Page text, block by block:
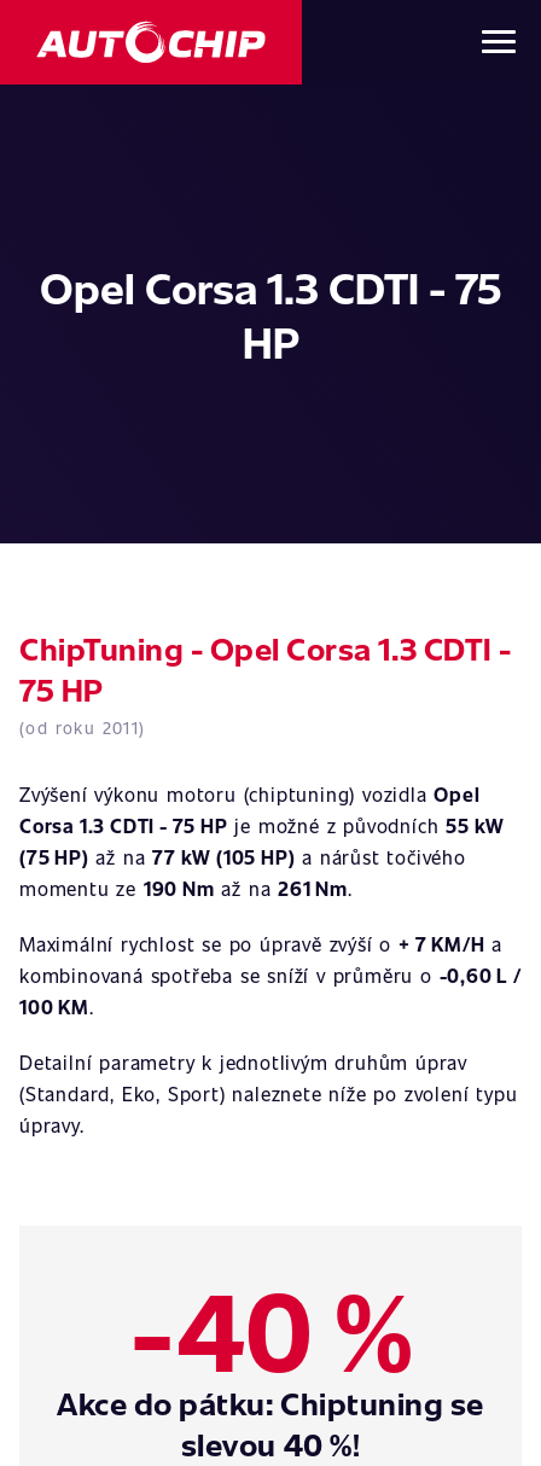
Opel Corsa 1.3 CDTI - 75
HP
ChipTuning - Opel Corsa 1.3 CDTI -
75 HP
(od roku 2011)
Zvýšení výkonu motoru (chiptuning) vozidlaOpel
Corsa 1.3 CDTI - 75 HP je možné z původních55 kW
(75 HP) až na77 kW (105 HP) a nárůst točivého
momentu ze 190 Nm až na261 Nm.
Maximální rychlost se po úpravě zvýší o + 7 KM/H a
kombinovaná spotřeba se sníží v průměru o -0,60 L /
100 KM.
Detailní parametry k jednotlivým druhům úprav
(Standard, Eko, Sport) naleznete níže po zvolení typu
úpravy.
-40 %
Akce do pátku: Chiptuning se
slevou 40 %!